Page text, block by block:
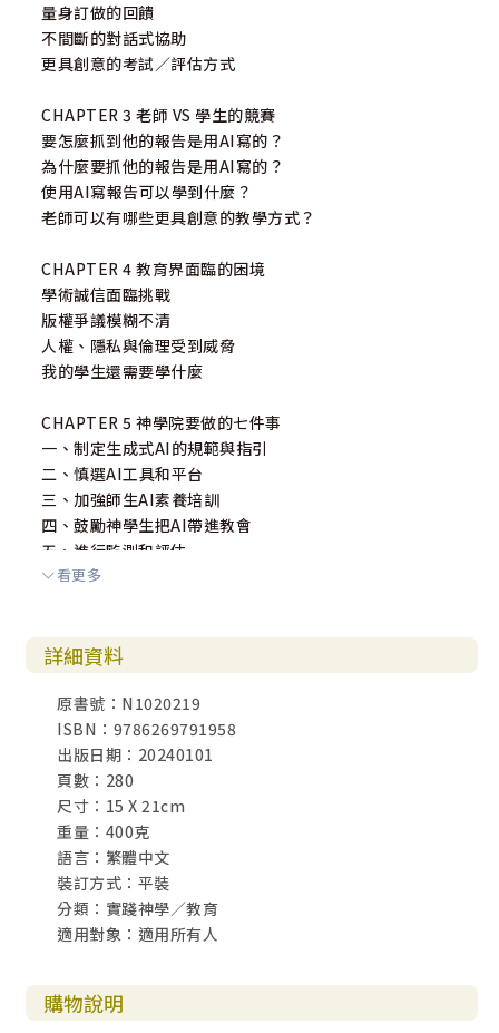
量身訂做的回饋
不間斷的對話式協助
更具創意的考試／評估方式
CHAPTER 3 老師 VS 學生的競賽
要怎麼抓到他的報告是用AI寫的？
為什麼要抓他的報告是用AI寫的？
使用AI寫報告可以學到什麼？
老師可以有哪些更具創意的教學方式？
CHAPTER 4 教育界面臨的困境
學術誠信面臨挑戰
版權爭議模糊不清
人權、隱私與倫理受到威脅
我的學生還需要學什麼
CHAPTER 5 神學院要做的七件事
一、制定生成式AI的規範與指引
二、慎選AI工具和平台
三、加強師生AI素養培訓
四、鼓勵神學生把AI帶進教會
五、進行監測和評估
六、建立自己的AI模型
CHAPTER 6 AI在神學課程的應用
聖經神學
系統神學
實踐／宣教神學
CHAPTER 7 未來的挑戰
哪個比較好？
當知識唾手可得時，知識的價值在哪裡？
寫在最後
看更多
詳細資料
原書號：N1020219
ISBN：9786269791958
出版日期：20240101
頁數：280
尺寸：15 X 21cm
重量：400克
語言：繁體中文
裝訂方式：平裝
分類：實踐神學／教育
適用對象：適用所有人
購物說明